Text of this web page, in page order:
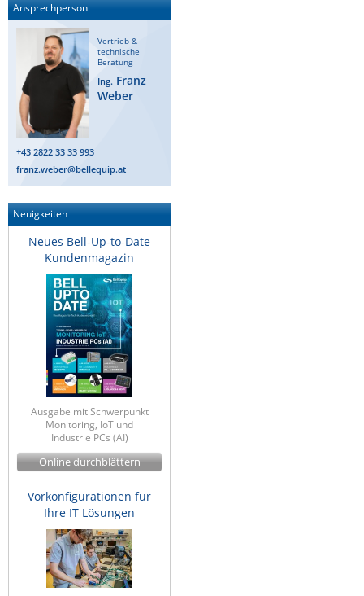
Ansprechperson
Vertrieb &
technische
Beratung
Ing. Franz
Weber
+43 2822 33 33 993
franz.weber@bellequip.at
Neuigkeiten
Neues Bell-Up-to-Date
Kundenmagazin
Ausgabe mit Schwerpunkt
Monitoring, IoT und
Industrie PCs (AI)
Online durchblättern
Vorkonfigurationen für
Ihre IT Lösungen